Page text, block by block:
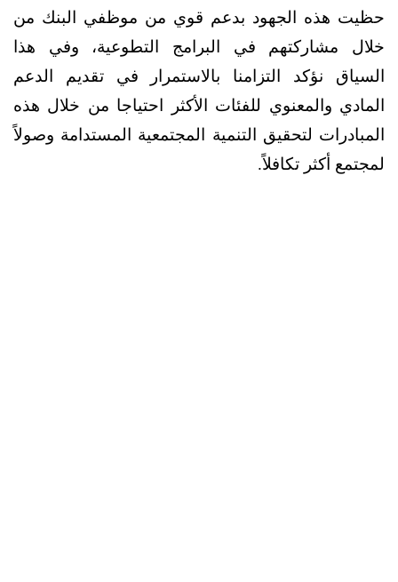
حظيت هذه الجهود بدعم قوي من موظفي البنك من
خلال مشاركتهم في البرامج التطوعية، وفي هذا
السياق نؤكد التزامنا بالاستمرار في تقديم الدعم
المادي والمعنوي للفئات الأكثر احتياجا من خلال هذه
المبادرات لتحقيق التنمية المجتمعية المستدامة وصولاً
لمجتمع أكثر تكافلاً.